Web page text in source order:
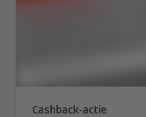
Cashback-actie